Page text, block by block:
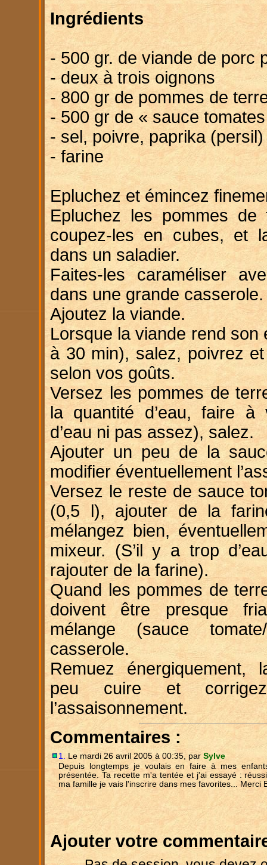
Ingrédients
- 500 gr. de viande de porc
- deux à trois oignons
- 800 gr de pommes de
- 500 gr de « sauce
- sel, poivre, paprika (persil)
- farine
Epluchez et émincez
Epluchez les pommes de
coupez-les en cubes, et
dans un saladier.
Faites-les caraméliser
dans une grande casserole.
Ajoutez la viande.
Lorsque la viande rend son
à 30 min), salez, poivrez
selon vos goûts.
Versez les pommes de
la quantité d’eau, faire
d’eau ni pas assez), salez.
Ajouter un peu de la
modifier éventuellement
Versez le reste de sauce
(0,5 l), ajouter de la
mélangez bien,
mixeur. (S’il y a trop
rajouter de la farine).
Quand les pommes de
doivent être presque
mélange (sauce
casserole.
Remuez énergiquement,
peu cuire et corrigez
l’assaisonnement.
Commentaires :
1. Le mardi 26 avril 2005 à 00:35, par Sylve
Depuis longtemps je voulais en faire à mes
présentée. Ta recette m'a tentée et j'ai essayé :
ma famille je vais l'inscrire dans mes favorites... Merci
Ajouter votre